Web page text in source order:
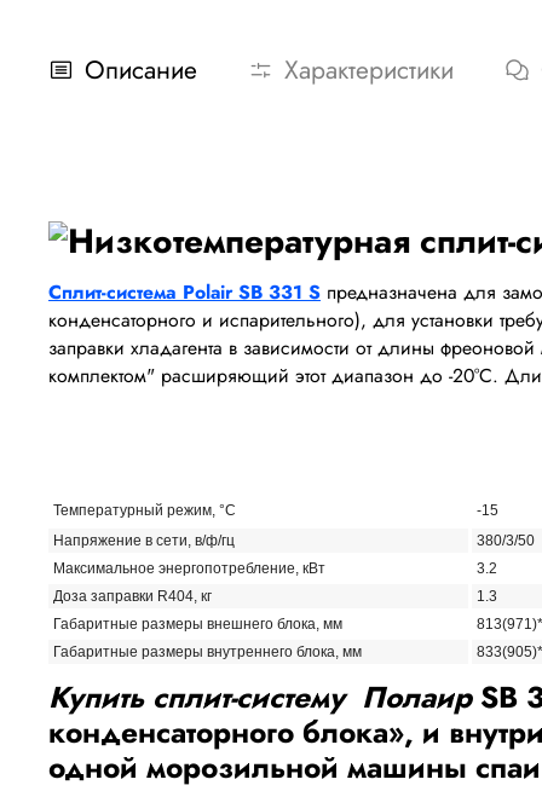
Описание Характеристики
Сплит-система Polair SB 331 S предназначена для
конденсаторного и испарительного), для установки
заправки хладагента в зависимости от длины
комплектом" расширяющий этот диапазон до -20°С.
Температурный режим, °С
-15
Напряжение в сети, в/ф/гц
380/3/50
Maксимальное энергопотребление, кВт
3.2
Доза заправки R404, кг
1.3
Габаритные размеры внешнего блока, мм
Габаритные размеры внутреннего блока, мм
Купить сплит-систему Полаир SB
конденсаторного блока», и
одной морозильной машины